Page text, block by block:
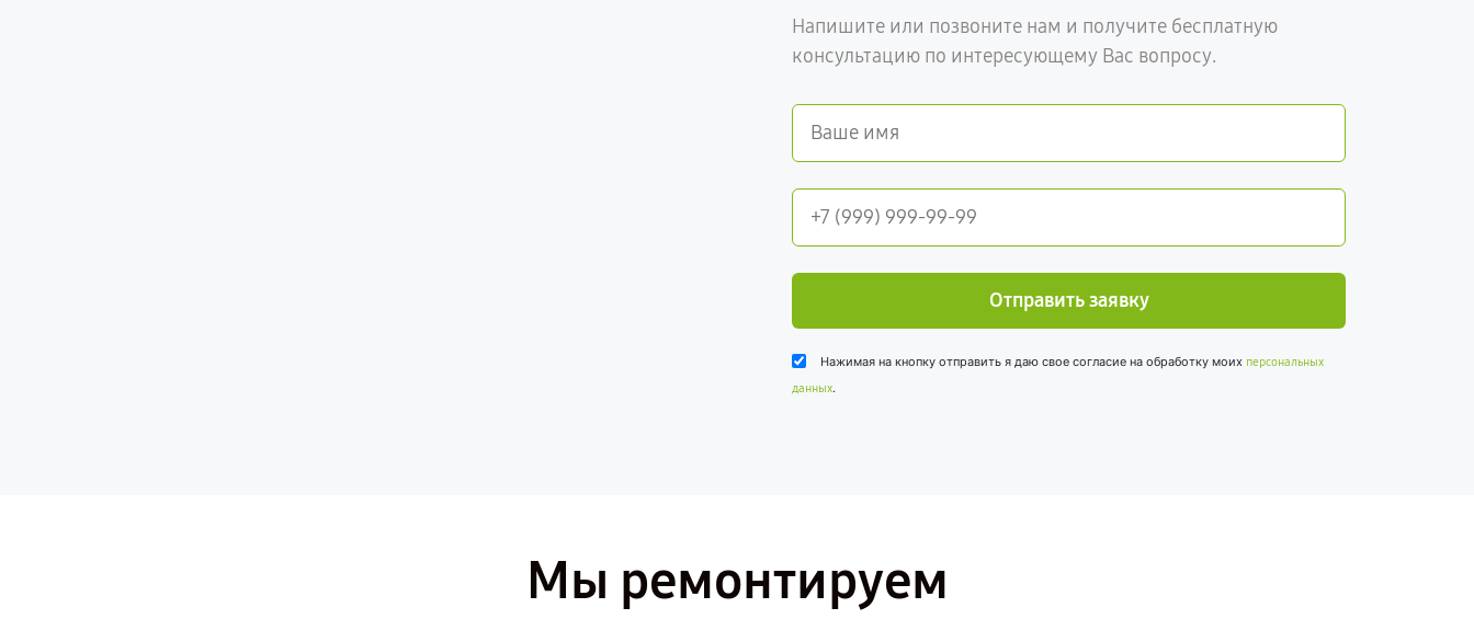
Напишите или позвоните нам и получите бесплатную
консультацию по интересующему Вас вопросу.
Отправить заявку
Нажимая на кнопку отправить я даю свое согласие на обработку моих персональных
данных.
Мы ремонтируем